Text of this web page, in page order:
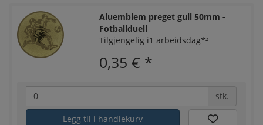
Aluemblem preget gull 50mm -
Fotballduell
Tilgjengelig i1 arbeidsdag*²
0,35 € *
stk.
Legg til i handlekurv